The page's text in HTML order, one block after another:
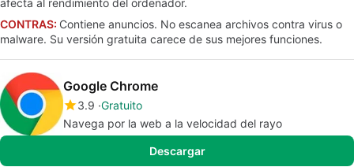
afecta al rendimiento del ordenador.
CONTRAS: Contiene anuncios. No escanea archivos contra virus o
malware. Su versión gratuita carece de sus mejores funciones.
Google Chrome
3.9 Gratuito
Navega por la web a la velocidad del rayo
Descargar